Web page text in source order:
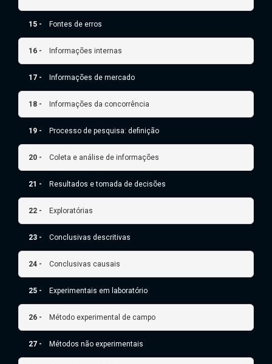
15 - Fontes de erros
16 - Informações internas
17 - Informações de mercado
18 - Informações da concorrência
19 - Processo de pesquisa: definição
20 - Coleta e análise de informações
21 - Resultados e tomada de decisões
22 - Exploratórias
23 - Conclusivas descritivas
24 - Conclusivas causais
25 - Experimentais em laboratório
26 - Método experimental de campo
27 - Métodos não experimentais